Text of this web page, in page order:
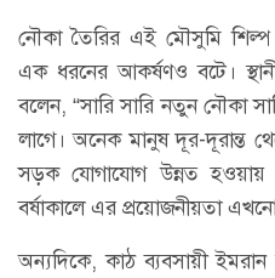
নৌকা তৈরির এই মৌসুমি শিল্প
এক ধরনের আকর্ষণও বটে।
বলেন, “সারি সারি নতুন নৌকা
লাগে। অনেক মানুষ দূর-দূরান্ত
সড়ক যোগাযোগ উন্নত
বর্ষাকালে এর প্রয়োজনীয়তা
অন্যদিকে, কাঠ ব্যবসায়ী